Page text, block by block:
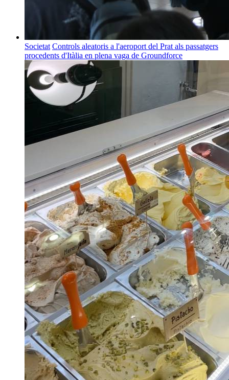
Societat Controls aleatoris a l'aeroport del Prat als passatgers
procedents d'Itàlia en plena vaga de Groundforce